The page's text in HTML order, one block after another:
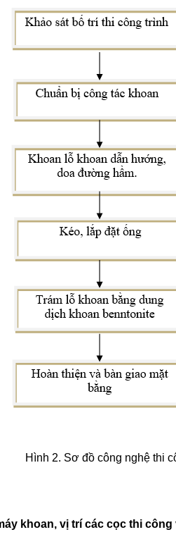
Hình 2. Sơ đồ công nghệ thi
khoan, vị trí các cọc thi công